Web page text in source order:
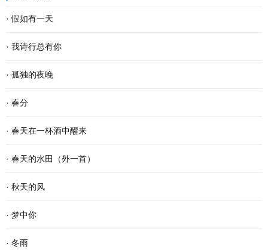
·假如有一天
假如有一天， 我变成了一阵风， 我会轻柔的吹过游子的脸庞， 像母
亲般抚慰他漂泊的心灵。 假如有一天， 我变成了一场雨， 我会尽情
的浇灌久旱的粮田， 让干涸的良苗尽情享受绵绵...
· 我诗行总有你
还是喜欢清晨醒来 品一首诗读出相遇 倾听你那温暖的呼吸 我的文字
带孤独治愈 是否将你旋入相思的诗章 读出缺爱的默契 寻找从云端酝
酿已久相惜 生命中那人，会不会把我弄丢？ 这...
· 孤独的夜晚
这个夜晚我又孤独了 从没想过 会离幸福这么遥远 当我疲惫不堪时 站
在皎洁的月亮下 被风呛得咳嗽了数声 遥远的 我仿佛看见了 依稀中你
久违的笑容 这个夜晚好像有了 记忆里的流浪...
· 春分
春分 一位季节的仙子 拽着暖暖的春风 蓬勃着生命的气息 撒一路芬芳
款款地走来 春风敲醒冰封的泥土 苏醒了沉睡的种子 一种力量在酥软
的泥土里萌动 一个希望在春光里勃发 萌发生长...
· 春天在一杯酒中醒来
杯斟满，等一场空 静。漏水的时间 放养一池蛙鸣 征途，在爹的目光
里 安慰，娘的一声叹息 青花在杯里 扶起那个弹琴的人 风在弦上，等
雪落故道 如果仰望是一次突围 咽不下的那滴泪...
· 春天的水田（外一首）
春天的水田里， 禾苗怀抱农夫的希望，孕育夏日的稻香； 柳条喜欢伸
手去拨沟渠里的水； 我用力闻挨着草地疯长的婆婆纳草。 幸运的话，
隔着几个“田块”相框，能遇到十几只白鹭立...
· 秋天的风
秋天的风 相对于夏天的风 多了一丝凉意 相对于冬天的风 又多了些许
温存 而相对于春天的风 却多了几分萧瑟和寂寥 秋天的风宛如一支孩
· 梦中你
在梦中 我乘风驾云而来 手捧着鲜花 寻找情窦初开的你 在那童话般的
· 冬雨